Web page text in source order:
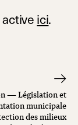
ici.
— Législation et
municipale
des milieux